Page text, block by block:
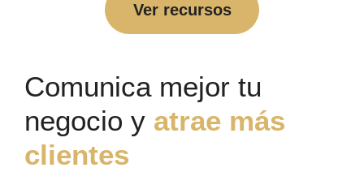
Ver recursos
Comunica mejor tu
negocio y atrae más
clientes